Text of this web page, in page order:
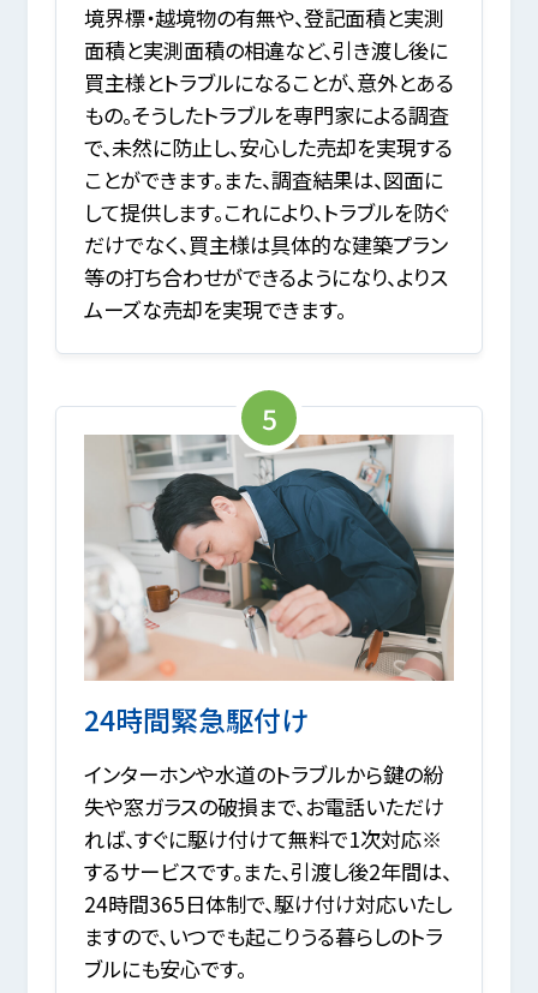
境界標・越境物の有無や、登記面積と実測
面積と実測面積の相違など、引き渡し後に
買主様とトラブルになることが、意外とある
もの。そうしたトラブルを専門家による調査
で、未然に防止し、安心した売却を実現する
ことができます。また、調査結果は、図面に
して提供します。これにより、トラブルを防ぐ
だけでなく、買主様は具体的な建築プラン
等の打ち合わせができるようになり、よりス
ムーズな売却を実現できます。
5
24時間緊急駆付け
インターホンや水道のトラブルから鍵の紛
失や窓ガラスの破損まで、お電話いただけ
れば、すぐに駆け付けて無料で1次対応※
するサービスです。また、引渡し後2年間は、
24時間365日体制で、駆け付け対応いたし
ますので、いつでも起こりうる暮らしのトラ
ブルにも安心です。